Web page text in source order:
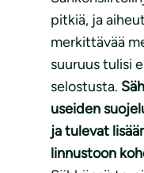
pitkiä, ja
merkittävää
suuruus tulisi
selostusta.
useiden
ja tulevat
linnustoon